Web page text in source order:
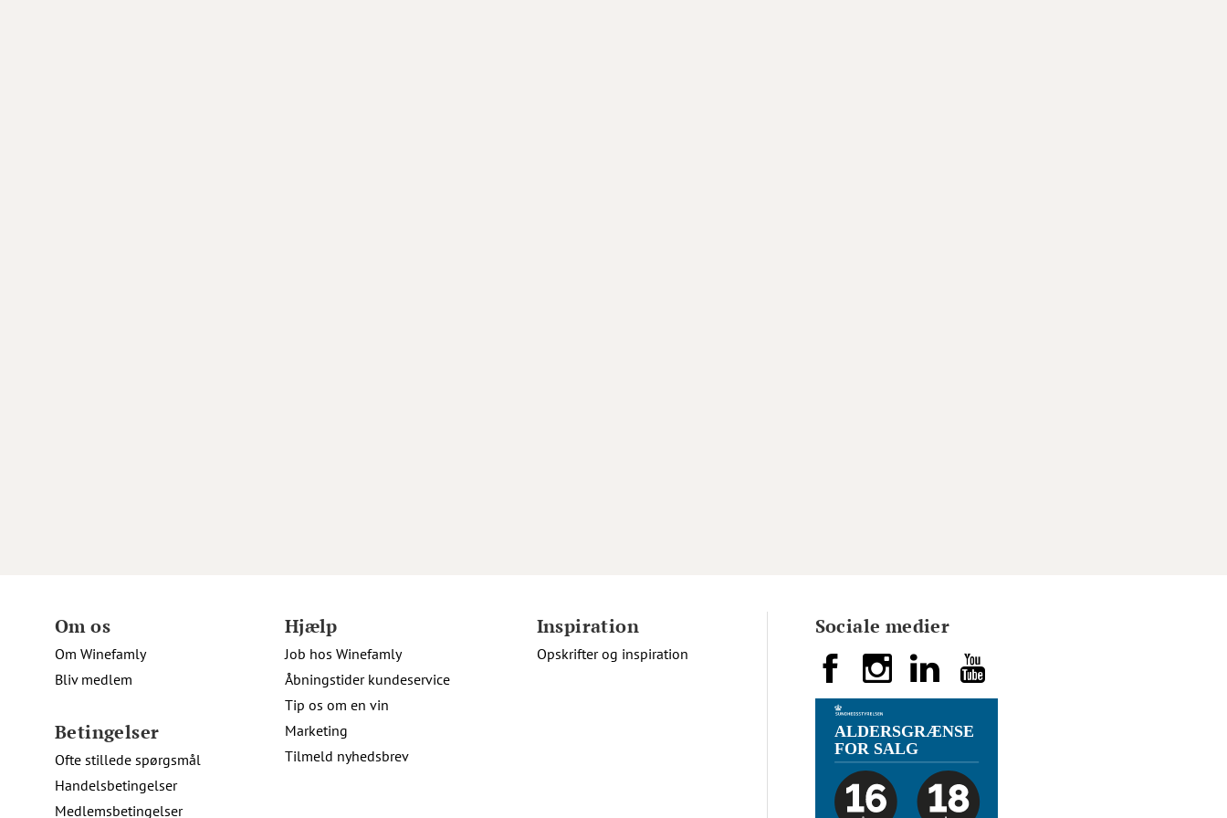
Om os
Om Winefamly
Bliv medlem
Betingelser
Ofte stillede spørgsmål
Handelsbetingelser
Medlemsbetingelser
Hjælp
Job hos Winefamly
Åbningstider kundeservice
Tip os om en vin
Marketing
Tilmeld nyhedsbrev
Inspiration
Opskrifter og inspiration
Sociale medier